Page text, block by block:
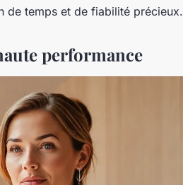
de temps et de fiabilité précieux.
performance